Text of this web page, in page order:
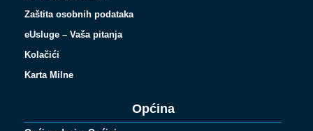
Zaštita osobnih podataka
eUsluge – Vaša pitanja
Kolačići
Karta Milne
Općina